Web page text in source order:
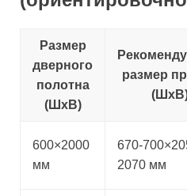
Размер
дверного
полотна
(ШxВ)
размер
600×2000
мм
670-
2070 мм